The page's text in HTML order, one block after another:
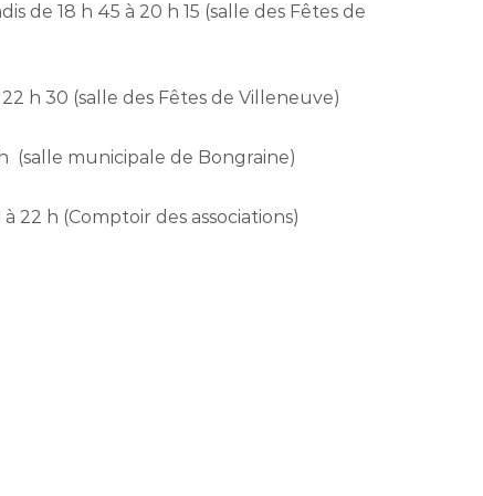
de 18 h 45 à 20 h 15 (salle des Fêtes de
h 30 (salle des Fêtes de Villeneuve)
(salle municipale de Bongraine)
22 h (Comptoir des associations)